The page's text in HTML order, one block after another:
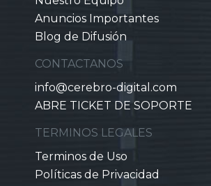
Anuncios Importantes
Blog de Difusión
CONTACTANOS
info@cerebro-digital.com
ABRE TICKET DE SOPORTE
TERMINOS LEGALES
Terminos de Uso
Políticas de Privacidad